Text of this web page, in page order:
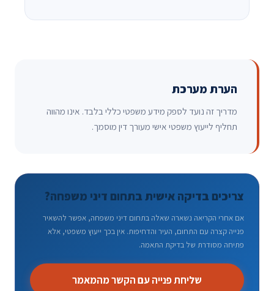
הערת מערכת
מדריך זה נועד לספק מידע משפטי כללי בלבד. אינו מהווה
תחליף לייעוץ משפטי אישי מעורך דין מוסמך.
צריכים בדיקה אישית בתחום דיני משפחה?
אם אחרי הקריאה נשארה שאלה בתחום דיני משפחה, אפשר להשאיר
פנייה קצרה עם התחום, העיר והדחיפות. אין בכך ייעוץ משפטי, אלא
פתיחה מסודרת של בדיקת התאמה.
שליחת פנייה עם הקשר מהמאמר